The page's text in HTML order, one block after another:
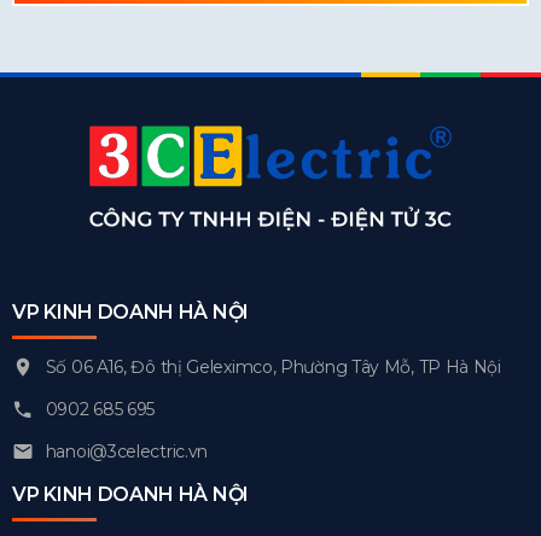
VP KINH DOANH HÀ NỘI
Số 06 A16, Đô thị Geleximco, Phường Tây Mỗ, TP Hà Nội
0902 685 695
hanoi@3celectric.vn
VP KINH DOANH HÀ NỘI